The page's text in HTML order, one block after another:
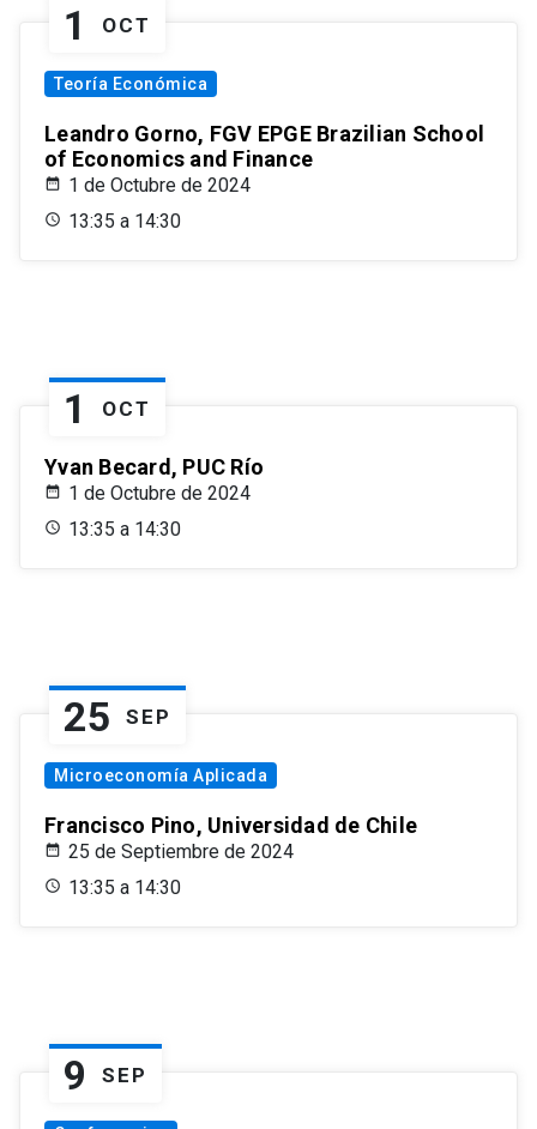
1 OCT
Teoría Económica
Leandro Gorno, FGV EPGE Brazilian School
of Economics and Finance
1 de Octubre de 2024
13:35 a 14:30
1 OCT
Yvan Becard, PUC Río
1 de Octubre de 2024
13:35 a 14:30
25 SEP
Microeconomía Aplicada
Francisco Pino, Universidad de Chile
25 de Septiembre de 2024
13:35 a 14:30
9 SEP